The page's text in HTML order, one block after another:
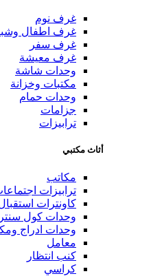
غرف نوم
غرف اطفال
غرف سفر
غرف معيشة
وحدات شاشة
مكتبات وخزانة
وحدات حمام
جزامات
ترابيزات
أثاث مكتبي
مكاتب
ترابيزات
كاونترات
وحدات كول سنتر
وحدات ادراج
معامل
كنب انتظار
كراسي